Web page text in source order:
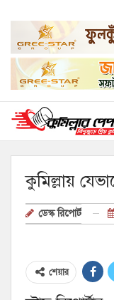
কুমিল্লায়
ডেস্ক রিপোর্ট
শেয়ার